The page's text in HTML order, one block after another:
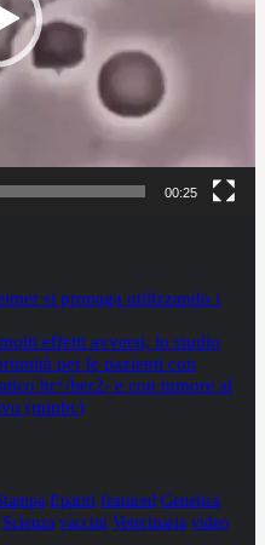
00:25
si propaga utilizzando i
effetti avversi, lo studio
per le pazienti con
hr+/her2- e con tumore al
(mtnbc)
Epatiti featured Genetica
Scienza vaccini Veterinaria video